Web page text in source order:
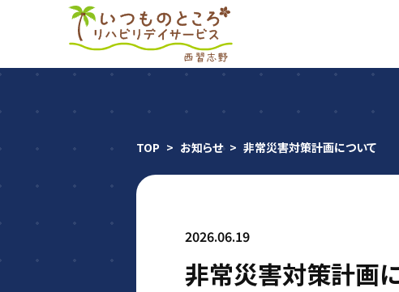
TOP > お知らせ > 非常災害対策計画について
2026.06.19
非常災害対策計画